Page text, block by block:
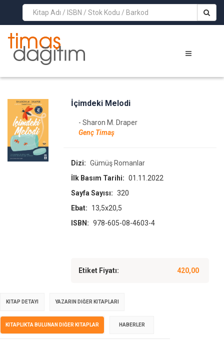
>
İçimdeki Melodi
- Sharon M. Draper
Genç Timaş
Dizi: Gümüş Romanlar
İlk Basım Tarihi: 01.11.2022
Sayfa Sayısı: 320
Ebat:
13,5x20,5
ISBN: 978-605-08-4603-4
Etiket Fiyatı: 420,00
KITAP DETAYI YAZARIN DIĞER KITAPLARI
KITAPLIKTA BULUNAN DIĞER KITAPLAR HABERLER